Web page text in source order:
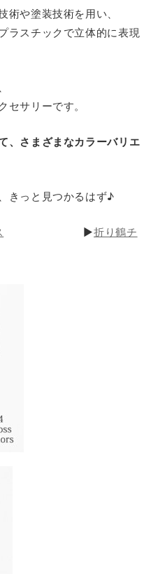
術や塗装技術を用い、
ラスチックで立体的に表現
セサリーです。
、さまざまなカラーバリエ
きっと見つかるはず♪
▶折り鶴チ